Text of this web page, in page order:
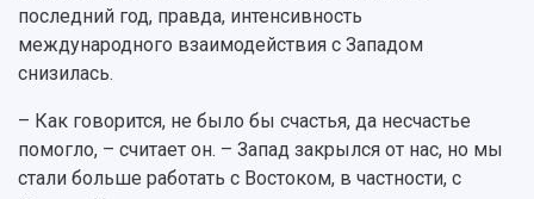
последний год, правда, интенсивность
международного взаимодействия с Западом
снизилась.
– Как говорится, не было бы счастья, да несчастье
помогло, – считает он. – Запад закрылся от нас, но мы
стали больше работать с Востоком, в частности, с